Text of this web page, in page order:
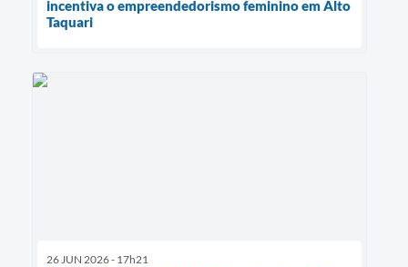
incentiva o empreendedorismo feminino em Alto
Taquari
26 JUN 2026 - 17h21